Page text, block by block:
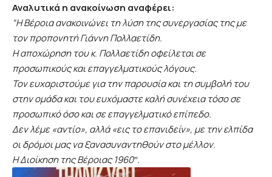
Αναλυτικά η ανακοίνωση αναφέρει:
“Η Βέροια ανακοινώνει τη λύση της συνεργασίας της με
τον προπονητή Γιάννη Πολλαετίδη.
Η αποχώρηση του κ. Πολλαετίδη οφείλεται σε
προσωπικούς και επαγγελματικούς λόγους.
Τον ευχαριστούμε για την παρουσία και τη συμβολή του
στην ομάδα και του ευχόμαστε καλή συνέχεια τόσο σε
προσωπικό όσο και σε επαγγελματικό επίπεδο.
Δεν λέμε «αντίο», αλλά «εις το επανιδείν», με την ελπίδα
οι δρόμοι μας να ξανασυναντηθούν στο μέλλον.
Η Διοίκηση της Βέροιας 1960″.